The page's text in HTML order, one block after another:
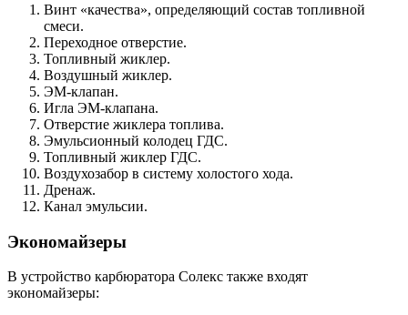
Винт «качества», определяющий состав топливной
смеси.
Переходное отверстие.
Топливный жиклер.
Воздушный жиклер.
ЭМ-клапан.
Игла ЭМ-клапана.
Отверстие жиклера топлива.
Эмульсионный колодец ГДС.
Топливный жиклер ГДС.
Воздухозабор в систему холостого хода.
Дренаж.
Канал эмульсии.
Экономайзеры
В устройство карбюратора Солекс также входят
экономайзеры: